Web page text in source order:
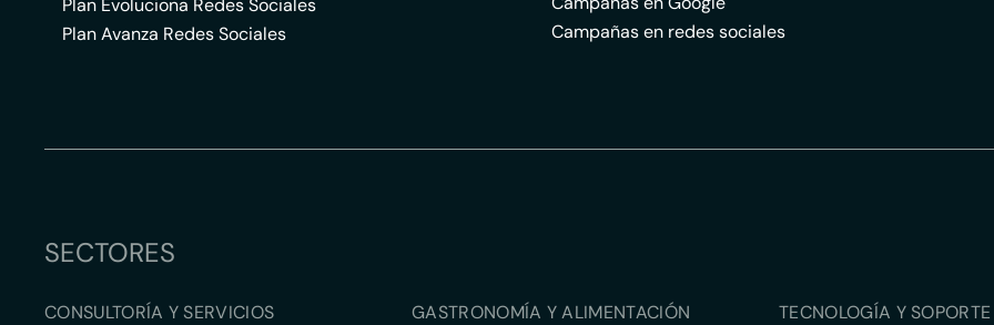
Plan Evoluciona Redes Sociales
Plan Avanza Redes Sociales
Campañas en redes sociales
SECTORES
CONSULTORÍA Y SERVICIOS
GASTRONOMÍA Y ALIMENTACIÓN
TECNOLOGÍA Y